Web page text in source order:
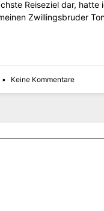
Reiseziel dar, hatte
Zwillingsbruder
Keine Kommentare